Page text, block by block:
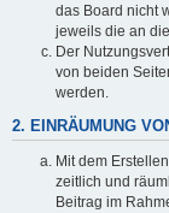
das Board nicht
jeweils die an
Der
von beiden
werden.
2. EINRÄUMUNG
Mit dem
zeitlich und
Beitrag im